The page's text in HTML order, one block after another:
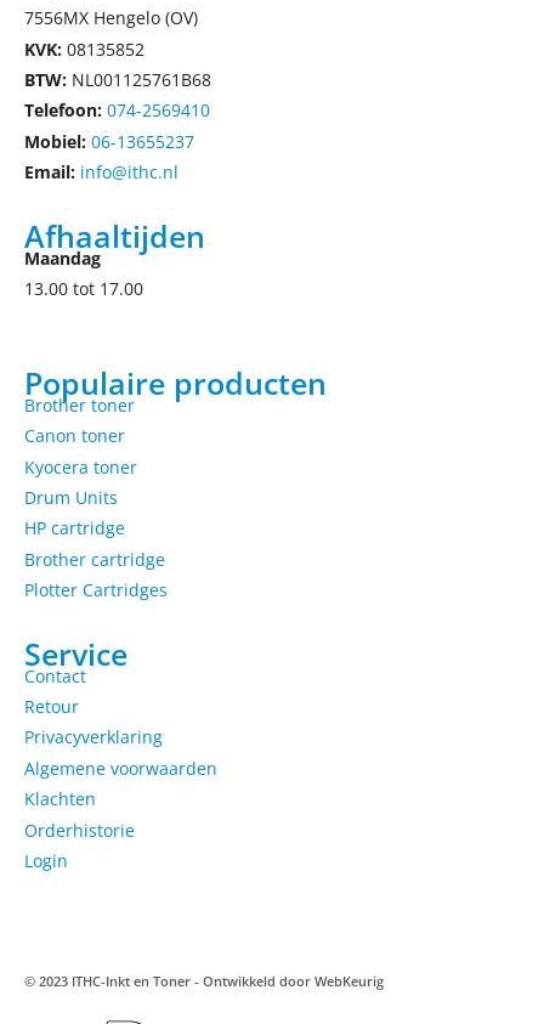
7556MX Hengelo (OV)
KVK: 08135852
BTW: NL001125761B68
Telefoon: 074-2569410
Mobiel: 06-13655237
Email: info@ithc.nl
Afhaaltijden
Maandag
13.00 tot 17.00
Populaire producten
Brother toner
Canon toner
Kyocera toner
Drum Units
HP cartridge
Brother cartridge
Plotter Cartridges
Service
Contact
Retour
Privacyverklaring
Algemene voorwaarden
Klachten
Orderhistorie
Login
© 2023 ITHC-Inkt en Toner - Ontwikkeld door WebKeurig